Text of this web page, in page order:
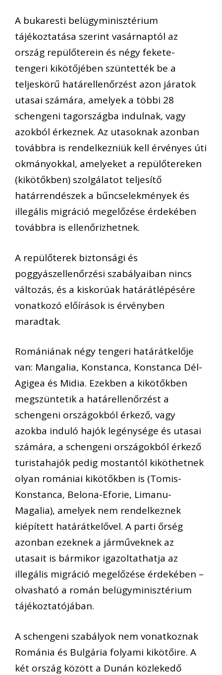
A bukaresti belügyminisztérium
tájékoztatása szerint vasárnaptól az
ország repülőterein és négy fekete-
tengeri kikötőjében szüntették be a
teljeskörű határellenőrzést azon járatok
utasai számára, amelyek a többi 28
schengeni tagországba indulnak, vagy
azokból érkeznek. Az utasoknak azonban
továbbra is rendelkezniük kell érvényes úti
okmányokkal, amelyeket a repülőtereken
(kikötőkben) szolgálatot teljesítő
határrendészek a bűncselekmények és
illegális migráció megelőzése érdekében
továbbra is ellenőrizhetnek.
A repülőterek biztonsági és
poggyászellenőrzési szabályaiban nincs
változás, és a kiskorúak határátlépésére
vonatkozó előírások is érvényben
maradtak.
Romániának négy tengeri határátkelője
van: Mangalia, Konstanca, Konstanca Dél-
Agigea és Midia. Ezekben a kikötőkben
megszüntetik a határellenőrzést a
schengeni országokból érkező, vagy
azokba induló hajók legénysége és utasai
számára, a schengeni országokból érkező
turistahajók pedig mostantól kiköthetnek
olyan romániai kikötőkben is (Tomis-
Konstanca, Belona-Eforie, Limanu-
Magalia), amelyek nem rendelkeznek
kiépített határátkelővel. A parti őrség
azonban ezeknek a járműveknek az
utasait is bármikor igazoltathatja az
illegális migráció megelőzése érdekében –
olvasható a román belügyminisztérium
tájékoztatójában.
A schengeni szabályok nem vonatkoznak
Románia és Bulgária folyami kikötőire. A
két ország között a Dunán közlekedő